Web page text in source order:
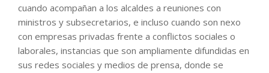
cuando acompañan a los alcaldes a reuniones con
ministros y subsecretarios, e incluso cuando son nexo
con empresas privadas frente a conflictos sociales o
laborales, instancias que son ampliamente difundidas en
sus redes sociales y medios de prensa, donde se